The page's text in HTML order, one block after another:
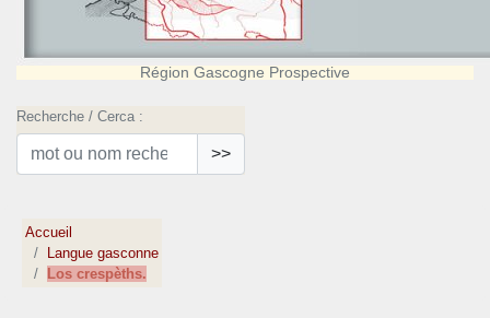
Région Gascogne Prospective
Recherche / Cerca :
>>
Accueil
Langue gasconne
Los crespèths.